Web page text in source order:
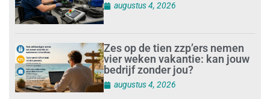
augustus 4, 2026
Zes op de tien zzp’ers nemen
vier weken vakantie: kan jouw
bedrijf zonder jou?
augustus 4, 2026